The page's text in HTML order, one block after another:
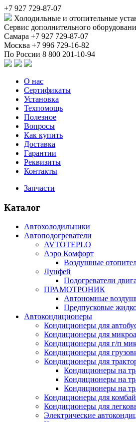
+7 927 729-87-07
Холодильные и отопительные
Сервис дополнительного
Самара +7 927 729-87-07
Москва +7 996 729-16-82
По России 8 800 201-10-94
О нас
Сертификаты
Установка
Техпомощь
Полезное
Вопросы
Как купить
Доставка
Гарантии
Реквизиты
Контакты
Запчасти
Каталог
Автохолодильники
Автоподогреватели
AVTOTEPLO
Аэро Комфорт
Воздушные
Лунфей
Подогреватели
ПРАМОТРОНИК
Автономные
Предпусковые
Автокондиционеры
Кондиционеры для
Кондиционеры для
Кондиционеры для г/п
Кондиционеры для
Кондиционеры для
Кондиционеры на
Кондиционеры на
Кондиционеры на
Кондиционеры для
Кондиционеры для
Электрические